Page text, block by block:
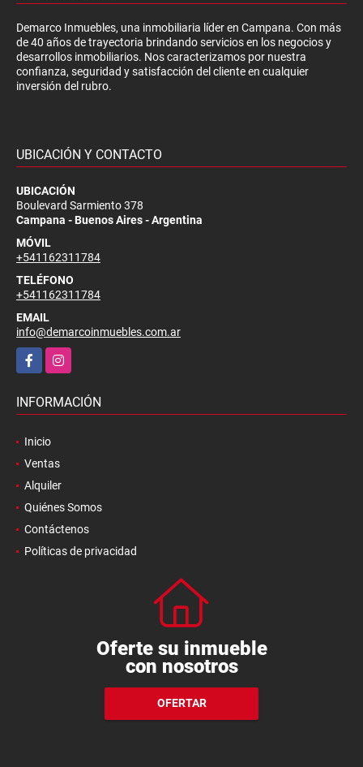
Demarco Inmuebles, una inmobiliaria líder en Campana. Con más
de 40 años de trayectoria brindando servicios en los negocios y
desarrollos inmobiliarios. Nos caracterizamos por nuestra
confianza, seguridad y satisfacción del cliente en cualquier
inversión del rubro.
UBICACIÓN Y CONTACTO
UBICACIÓN
Boulevard Sarmiento 378
Campana - Buenos Aires - Argentina
MÓVIL
+541162311784
TELÉFONO
+541162311784
EMAIL
info@demarcoinmuebles.com.ar
FacebookInstagram
INFORMACIÓN
Inicio
Ventas
Alquiler
Quiénes Somos
Contáctenos
Políticas de privacidad
Oferte su inmueble
con nosotros
OFERTAR